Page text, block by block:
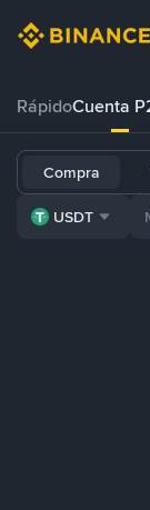
RápidoCuenta
Compra
USDT